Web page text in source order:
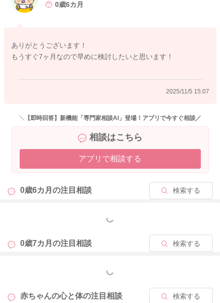
0歳6カ月
ありがとうございます！
もうすぐ7ヶ月なので早めに検討したいと思います！
2025/11/5 15:07
＼【即時回答】新機能「専門家相談AI」登場！アプリで今すぐ相談／
相談はこちら
アプリで相談する
0歳6カ月の注目相談 検索する
もっと見る
0歳7カ月の注目相談 検索する
もっと見る
赤ちゃんの心と体の注目相談 検索する